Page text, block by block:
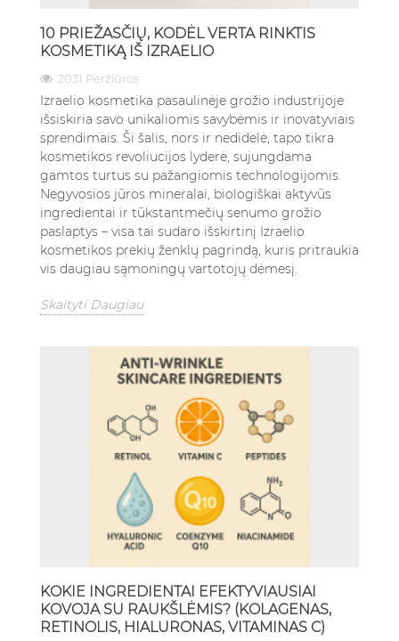
10 PRIEŽASČIŲ, KODĖL VERTA RINKTIS
KOSMETIKĄ IŠ IZRAELIO
2031 Peržiūros
Izraelio kosmetika pasaulinėje grožio industrijoje
išsiskiria savo unikaliomis savybėmis ir inovatyviais
sprendimais. Ši šalis, nors ir nedidelė, tapo tikra
kosmetikos revoliucijos lyderė, sujungdama
gamtos turtus su pažangiomis technologijomis.
Negyvosios jūros mineralai, biologiškai aktyvūs
ingredientai ir tūkstantmečių senumo grožio
paslaptys – visa tai sudaro išskirtinį Izraelio
kosmetikos prekių ženklų pagrindą, kuris pritraukia
vis daugiau sąmoningų vartotojų dėmesį.
Skaityti Daugiau
KOKIE INGREDIENTAI EFEKTYVIAUSIAI
KOVOJA SU RAUKŠLĖMIS? (KOLAGENAS,
RETINOLIS, HIALURONAS, VITAMINAS C)